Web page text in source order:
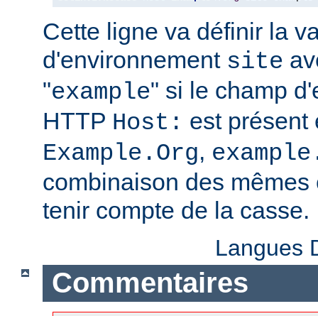
Cette ligne va définir la
d'environnement site
"example" si le champ
HTTP Host: est présent
Example.Org,
combinaison des
tenir compte de la casse.
Langues
Commentaires